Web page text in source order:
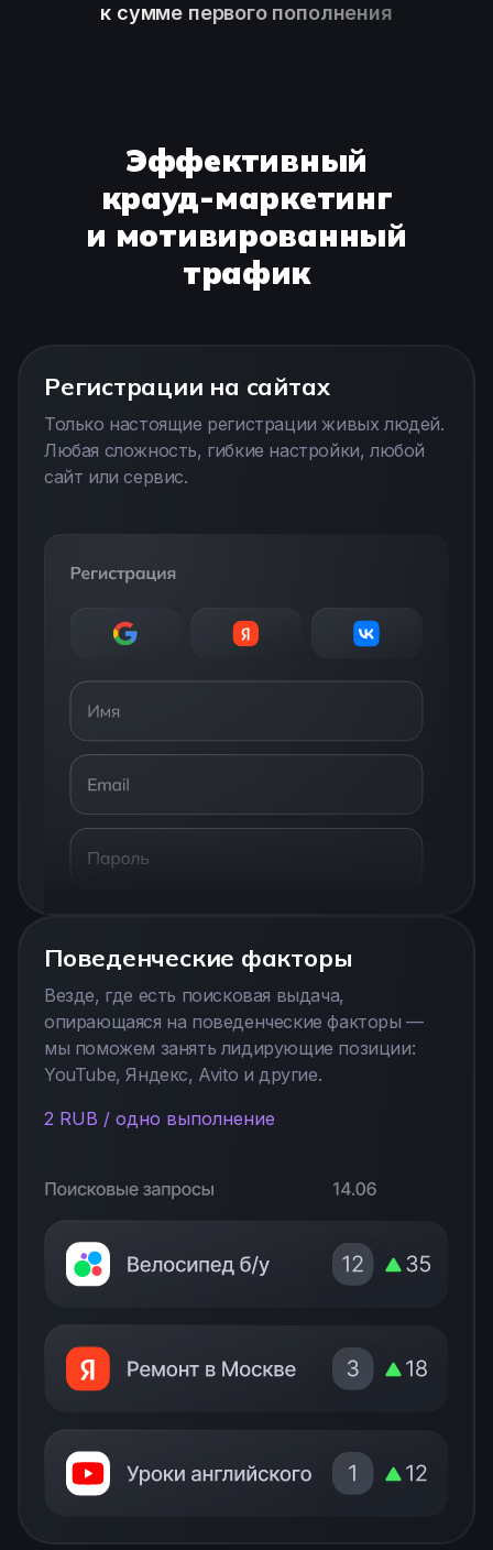
к сумме первого пополнения
Эффективный
крауд-маркетинг
и мотивированный
трафик
Регистрации на сайтах
Только настоящие регистрации живых людей.
Любая сложность, гибкие настройки, любой
сайт или сервис.
Поведенческие факторы
Везде, где есть поисковая выдача,
опирающаяся на поведенческие факторы —
мы поможем занять лидирующие позиции:
YouTube, Яндекс, Avito и другие.
2 RUB / одно выполнение